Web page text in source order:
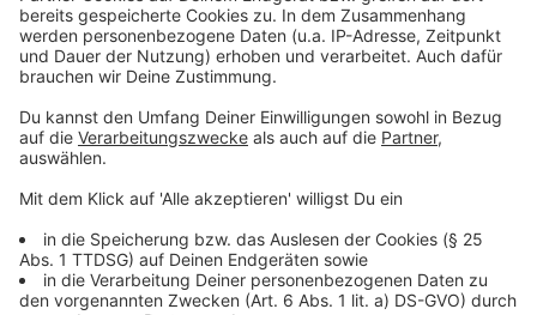
Anzeige
Fortuna Düsseldorf
Anzeige
Während der verhasste Nachbar aus Köln Weihnachten
über dem Strich feiern durfte, gab es einige lange
Gesichter in den Reihen von Fortuna Düsseldorf, die